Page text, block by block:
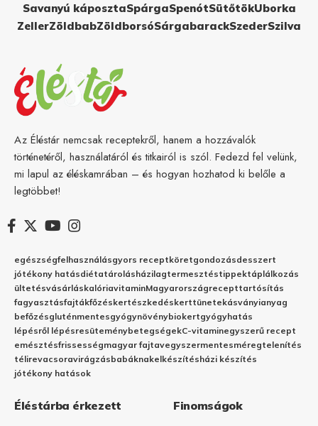
Savanyú káposztaSpárgaSpenótSütőtökUborka
ZellerZöldbabZöldborsóSárgabarackSzederSzilva
Az Éléstár nemcsak receptekről, hanem a hozzávalók
történetéről, használatáról és titkairól is szól. Fedezd fel velünk,
mi lapul az éléskamrában – és hogyan hozhatod ki belőle a
legtöbbet!
egészségfelhasználásgyors receptköretgondozásdesszert
jótékony hatásdiétatárolásházilagtermesztéstippektáplálkozás
ültetésvásárláskalóriavitaminMagyarországrecepttartósítás
fagyasztásfajtákfőzéskertészkedéskerttünetekásványianyag
befőzésgluténmentesgyógynövénybiokertgyógyhatás
lépésről lépésresüteménybetegségekC-vitaminegyszerű recept
emésztésfrissességmagyar fajtavegyszermentesméregtelenítés
télirevacsoravirágzásbabáknakelkészítésházi készítés
jótékony hatások
Éléstárba érkezett Finomságok